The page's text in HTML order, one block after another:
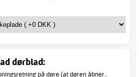
dørblad:
på døre (at døren åbner..